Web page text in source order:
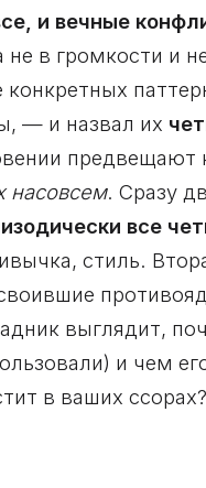
и вечные
в громкости и
— и назвал их
предвещают
насовсем. Сразу
все
стиль.
выглядит,
и чем
в ваших ссорах?